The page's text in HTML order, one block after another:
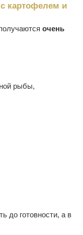
картофелем и
очень
рыбы,
до готовности, а в